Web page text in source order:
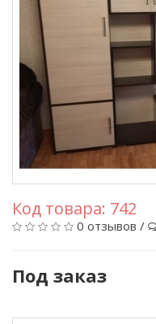
Код товара: 742
0 отзывов /
Под заказ